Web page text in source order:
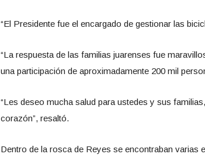
“El Presidente fue el encargado de gestionar las
“La respuesta de las familias juarenses fue
una participación de aproximadamente 200 mil
“Les deseo mucha salud para ustedes y sus
corazón”, resaltó.
Dentro de la rosca de Reyes se encontraban varias